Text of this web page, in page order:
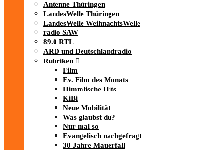
Antenne Thüringen
LandesWelle Thüringen
LandesWelle WeihnachtsWelle
radio SAW
89.0 RTL
ARD und Deutschlandradio
Rubriken
Film
Ev. Film des Monats
Himmlische Hits
KiBi
Neue Mobilität
Was glaubst du?
Nur mal so
Evangelisch nachgefragt
30 Jahre Mauerfall